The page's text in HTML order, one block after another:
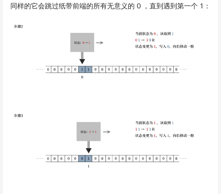
同样的它会跳过纸带前端的所有无意义的 0 ，直到遇到第一个 1：